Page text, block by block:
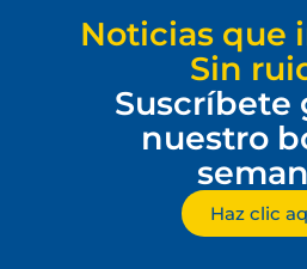
Noticias que
Sin
Suscríbete
nuestro
Haz clic